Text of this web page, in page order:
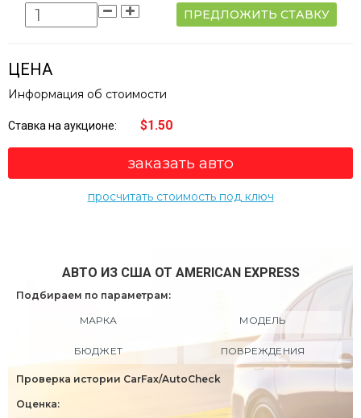
ПРЕДЛОЖИТЬ СТАВКУ
ЦЕНА
Информация об стоимости
Ставка на аукционе: $1.50
заказать авто
просчитать стоимость под ключ
АВТО ИЗ США ОТ AMERICAN EXPRESS
Подбираем по параметрам:
МАРКА МОДЕЛЬ
БЮДЖЕТ ПОВРЕЖДЕНИЯ
Проверка истории CarFax/AutoCheck
Оценка: